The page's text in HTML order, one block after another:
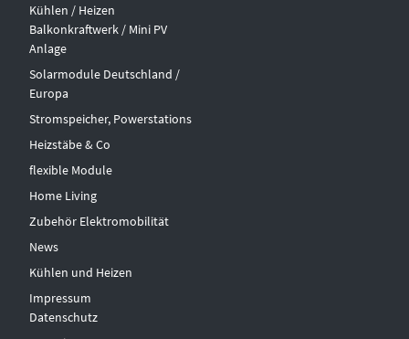
Kühlen / Heizen
Balkonkraftwerk / Mini PV
Anlage
Solarmodule Deutschland /
Europa
Stromspeicher, Powerstations
Heizstäbe & Co
flexible Module
Home Living
Zubehör Elektromobilität
News
Kühlen und Heizen
Impressum
Datenschutz